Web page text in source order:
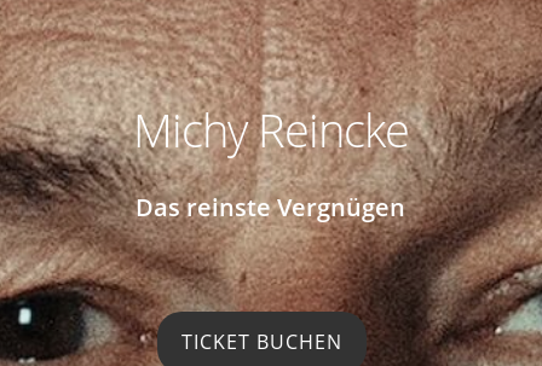
Michy Reincke
Das reinste Vergnügen
TICKET BUCHEN